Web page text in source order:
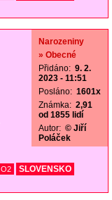
Narozeniny
» Obecné
Přidáno: 9. 2.
2023 - 11:51
Posláno: 1601x
Známka: 2,91
od 1855 lidí
Autor: © Jiří
Poláček
O2
SLOVENSKO